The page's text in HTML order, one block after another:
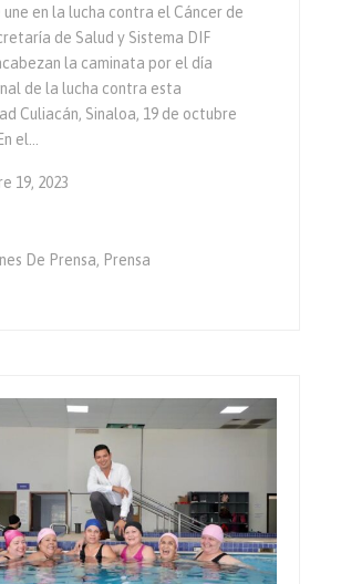
une en la lucha contra el Cáncer de
de Salud y Sistema DIF
la caminata por el día
de la lucha contra esta
Culiacán, Sinaloa, 19 de octubre
el…
19, 2023
De Prensa, Prensa